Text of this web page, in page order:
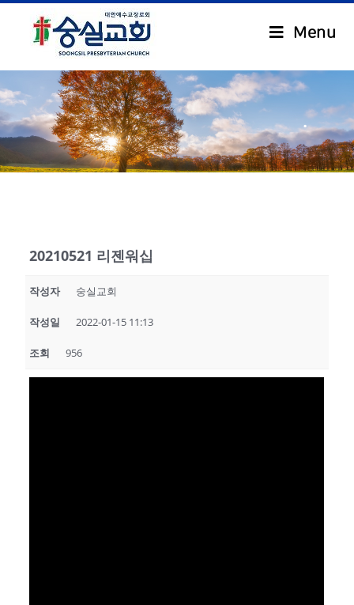
Menu
.
20210521 리젠워십
작성자 숭실교회
작성일 2022-01-15 11:13
조회 956